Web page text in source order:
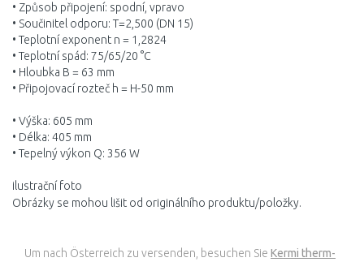
• Způsob připojení: spodní, vpravo
• Součinitel odporu: T=2,500 (DN 15)
• Teplotní exponent n = 1,2824
• Teplotní spád: 75/65/20 °C
• Hloubka B = 63 mm
• Připojovací rozteč h = H-50 mm
• Výška: 605 mm
• Délka: 405 mm
• Tepelný výkon Q: 356 W
ilustrační foto
Obrázky se mohou lišit od originálního produktu/položky.
Um nach Österreich zu versenden, besuchen Sie Kermi therm-